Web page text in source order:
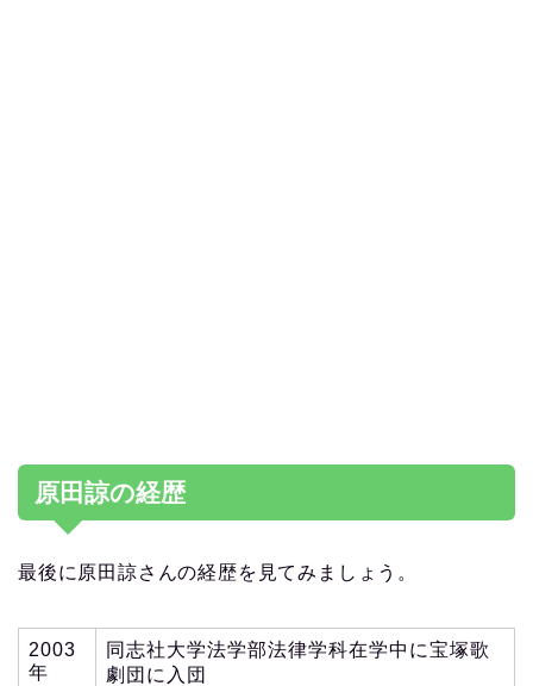
原田諒の経歴
最後に原田諒さんの経歴を見てみましょう。
2003
年
同志社大学法学部法律学科在学中に宝塚歌
劇団に入団